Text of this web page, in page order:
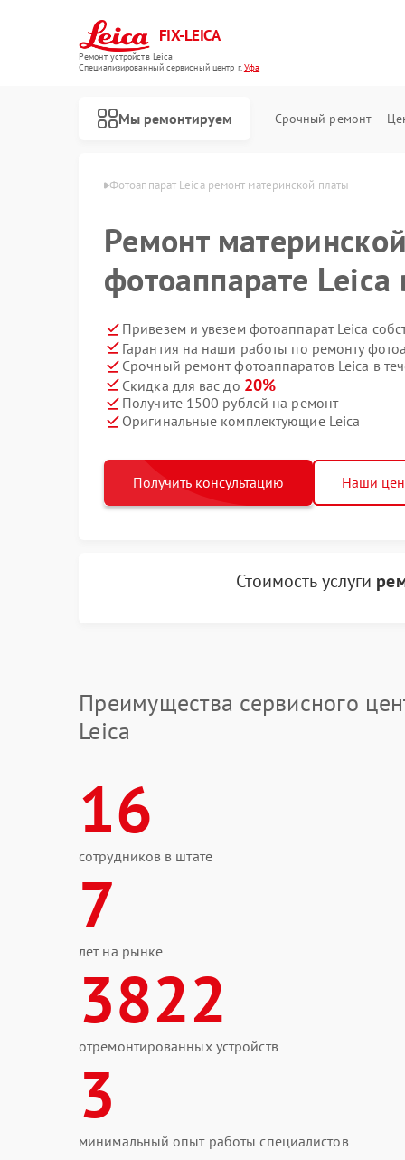
FIX-LEICA
Ремонт устройств Leica
Специализированный cервисный центр г.Уфа
Мы ремонтируем Срочный ремонт
Фотоаппарат Leica ремонт материнской платы
Ремонт
фотоаппарате Leica
Привезем и увезем фотоаппарат Leica
Гарантия на наши работы по ремонту
Срочный ремонт фотоаппаратов Leica в
Скидка для вас до 20%
Получите 1500 рублей на ремонт
Оригинальные комплектующие Leica
Получить консультацию Наши
Стоимость услуги
Преимущества сервисного
Leica
16
сотрудников в штате
7
лет на рынке
3822
отремонтированных устройств
3
минимальный опыт работы специалистов